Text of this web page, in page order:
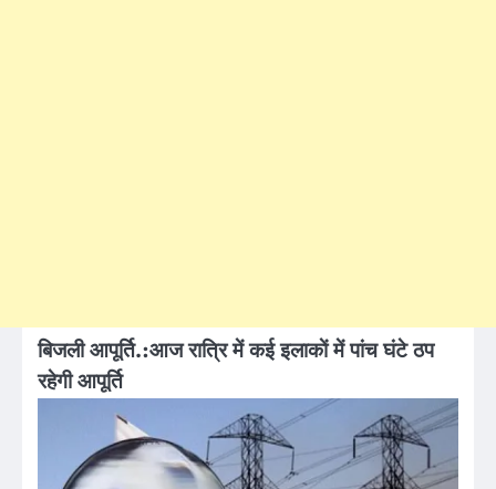
बिजली आपूर्ति.:आज रात्रि में कई इलाकाें में पांच घंटे ठप
रहेगी आपूर्ति